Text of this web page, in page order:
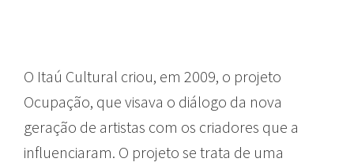
O Itaú Cultural criou, em 2009, o projeto
Ocupação, que visava o diálogo da nova
geração de artistas com os criadores que a
influenciaram. O projeto se trata de uma